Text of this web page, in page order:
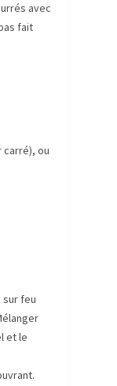
avec
fait
carré), ou
sur feu
et le